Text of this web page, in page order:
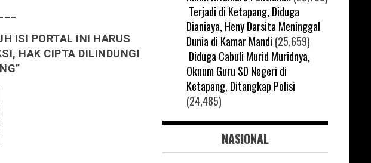
ISI PORTAL INI HARUS
HAK CIPTA DILINDUNGI
Terjadi di Ketapang, Diduga
Dianiaya, Heny Darsita Meninggal
Dunia di Kamar Mandi (25,659)
Diduga Cabuli Murid Muridnya,
Oknum Guru SD Negeri di
Ketapang, Ditangkap Polisi
(24,485)
NASIONAL